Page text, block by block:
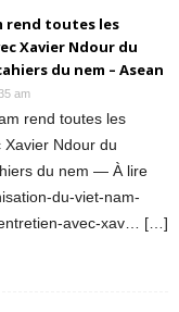
rend toutes les
Xavier Ndour du
du nem – Asean
am
rend toutes les
Ndour du
du nem — À lire
du-viet-nam-
avec-xav… […]